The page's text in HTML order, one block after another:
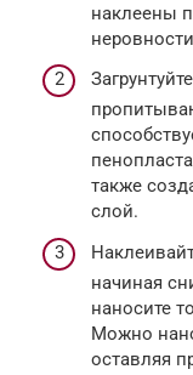
наклеены
также
слой.
начиная
наносите
Можно
оставляя